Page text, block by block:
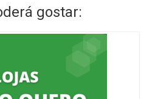
gostar: